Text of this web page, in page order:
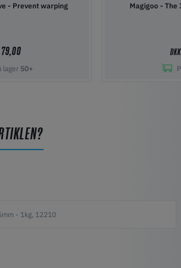
- Prevent warping
lager 50+
DKK